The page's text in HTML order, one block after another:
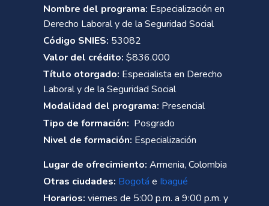
Nombre del programa: Especialización en
Derecho Laboral y de la Seguridad Social
Código SNIES: 53082
Valor del crédito: $836.000
Título otorgado: Especialista en Derecho
Laboral y de la Seguridad Social
Modalidad del programa: Presencial
Tipo de formación: Posgrado
Nivel de formación: Especialización
Lugar de ofrecimiento: Armenia, Colombia
Otras ciudades: Bogotá e Ibagué
Horarios: viernes de 5:00 p.m. a 9:00 p.m. y